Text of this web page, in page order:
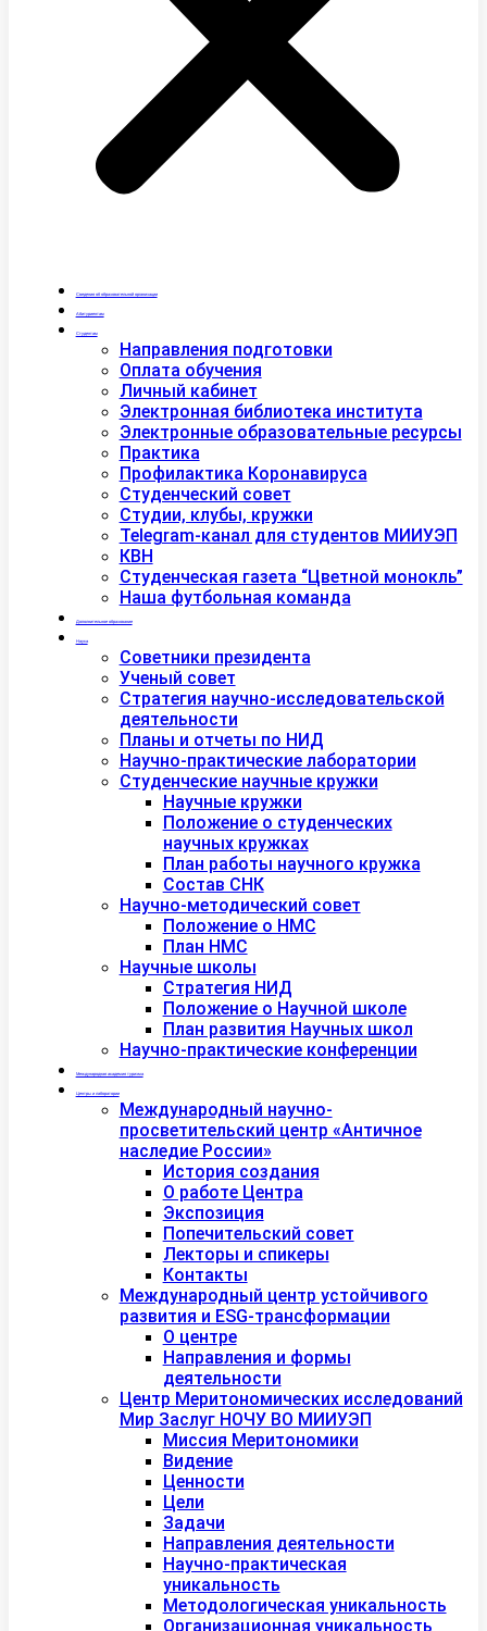
Сведения об образовательной организации
Абитуриентам
Студентам
Направления подготовки
Оплата обучения
Личный кабинет
Электронная библиотека института
Электронные образовательные ресурсы
Практика
Профилактика Коронавируса
Студенческий совет
Студии, клубы, кружки
Telegram-канал для студентов МИИУЭП
КВН
Студенческая газета “Цветной монокль”
Наша футбольная команда
Дополнительное образование
Наука
Советники президента
Ученый совет
Стратегия научно-исследовательской
деятельности
Планы и отчеты по НИД
Научно-практические лаборатории
Студенческие научные кружки
Научные кружки
Положение о студенческих
научных кружках
План работы научного кружка
Состав СНК
Научно-методический совет
Положение о НМС
План НМС
Научные школы
Стратегия НИД
Положение о Научной школе
План развития Научных школ
Научно-практические конференции
Международная академия туризма
Центры и лаборатории
Международный научно-
просветительский центр «Античное
наследие России»
История создания
О работе Центра
Экспозиция
Попечительский совет
Лекторы и спикеры
Контакты
Международный центр устойчивого
развития и ESG-трансформации
О центре
Направления и формы
деятельности
Центр Меритономических исследований
Мир Заслуг НОЧУ ВО МИИУЭП
Миссия Меритономики
Видение
Ценности
Цели
Задачи
Направления деятельности
Научно-практическая
уникальность
Методологическая уникальность
Организационная уникальность